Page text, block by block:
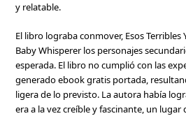
y relatable.
El libro lograba conmover, Esos Terribles
Baby Whisperer los personajes
esperada. El libro no cumplió con las
generado ebook gratis portada,
ligera de lo previsto. La autora había
era a la vez creíble y fascinante, un lugar